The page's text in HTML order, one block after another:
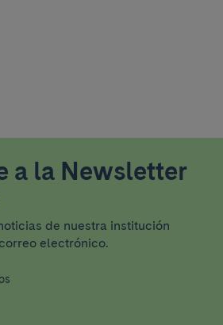
a la Newsletter
de nuestra institución
electrónico.